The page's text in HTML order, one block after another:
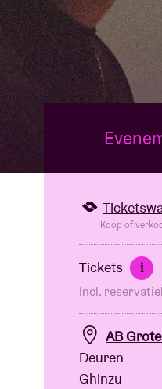
Koop of
Tickets i
Incl.
AB
Deuren
Ghinzu